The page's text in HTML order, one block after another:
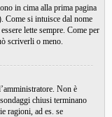
in cima alla prima pagina
Come si intuisce dal nome
lette sempre. Come per
scriverli o meno.
Non è
chiusi terminano
ragioni, ad es. se